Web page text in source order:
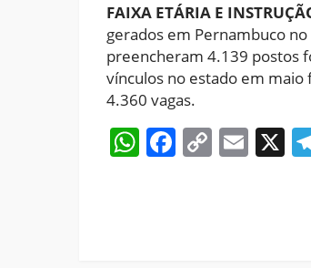
FAIXA ETÁRIA E
gerados em Pernambuco
preencheram 4.139 postos
vínculos no estado em
4.360 vagas.
WhatsApp
Facebook
Copy X